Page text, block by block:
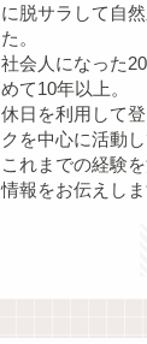
に脱サラして自
た。
社会人になった
めて10年以上。
休日を利用して
クを中心に活動し
これまでの経験
情報をお伝えしま